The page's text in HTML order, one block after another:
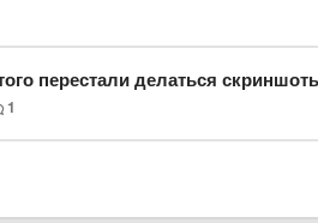
перестали делаться
1